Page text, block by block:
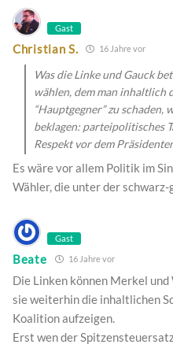
Gast
Christian S. 16 Jahre vor
Was die Linke und Gauck
wählen, dem man inhaltlich
“Hauptgegner” zu schaden,
beklagen: parteipolitisches
Respekt vor dem
Es wäre vor allem Politik im
Wähler, die unter der
Gast
Beate 16 Jahre vor
Die Linken können Merkel
sie weiterhin die inhaltlichen
Koalition aufzeigen.
Erst wen der